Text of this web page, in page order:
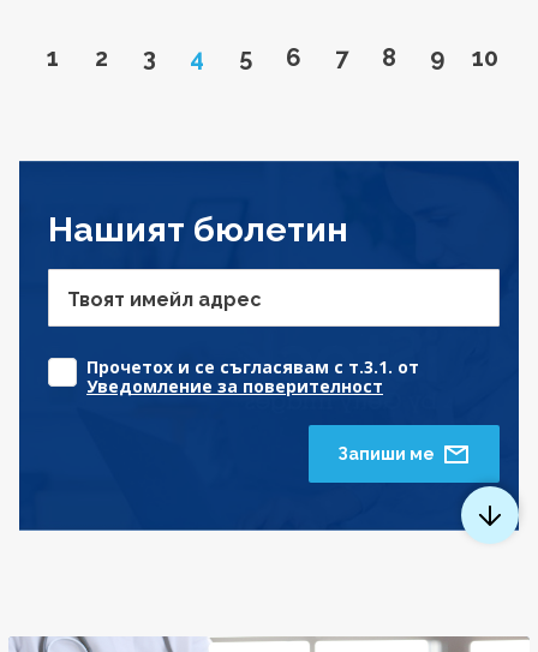
Go to page
1 Go to page
2 Go to page
3 Page
4 Go to page
5 Go to page
6 Go to page
7 Go to page
8 Go to
9 Go
10
Нашият бюлетин
Твоят имейл адрес
Прочетох и се съгласявам с т.3.1. от
Уведомление за поверителност
Запиши ме